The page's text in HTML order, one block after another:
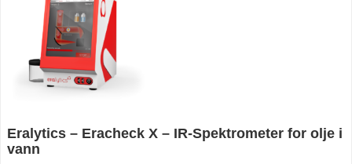
Eralytics – Eracheck X – IR-Spektrometer for olje i
vann